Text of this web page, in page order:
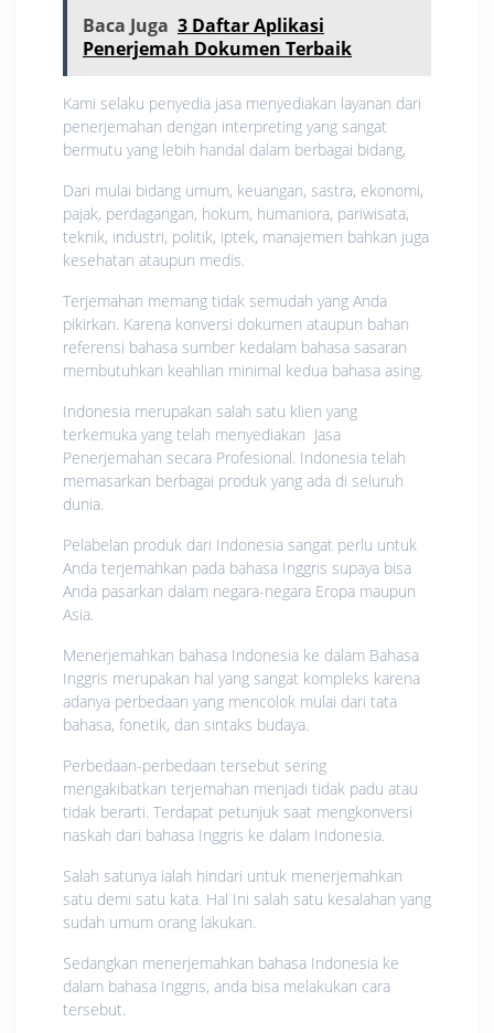
Baca Juga 3 Daftar Aplikasi
Penerjemah Dokumen Terbaik
Kami selaku penyedia jasa menyediakan layanan dari
penerjemahan dengan interpreting yang sangat
bermutu yang lebih handal dalam berbagai bidang,
Dari mulai bidang umum, keuangan, sastra, ekonomi,
pajak, perdagangan, hokum, humaniora, pariwisata,
teknik, industri, politik, iptek, manajemen bahkan juga
kesehatan ataupun medis.
Terjemahan memang tidak semudah yang Anda
pikirkan. Karena konversi dokumen ataupun bahan
referensi bahasa sumber kedalam bahasa sasaran
membutuhkan keahlian minimal kedua bahasa asing.
Indonesia merupakan salah satu klien yang
terkemuka yang telah menyediakan Jasa
Penerjemahan secara Profesional. Indonesia telah
memasarkan berbagai produk yang ada di seluruh
dunia.
Pelabelan produk dari Indonesia sangat perlu untuk
Anda terjemahkan pada bahasa Inggris supaya bisa
Anda pasarkan dalam negara-negara Eropa maupun
Asia.
Menerjemahkan bahasa Indonesia ke dalam Bahasa
Inggris merupakan hal yang sangat kompleks karena
adanya perbedaan yang mencolok mulai dari tata
bahasa, fonetik, dan sintaks budaya.
Perbedaan-perbedaan tersebut sering
mengakibatkan terjemahan menjadi tidak padu atau
tidak berarti. Terdapat petunjuk saat mengkonversi
naskah dari bahasa Inggris ke dalam Indonesia.
Salah satunya ialah hindari untuk menerjemahkan
satu demi satu kata. Hal Ini salah satu kesalahan yang
sudah umum orang lakukan.
Sedangkan menerjemahkan bahasa Indonesia ke
dalam bahasa Inggris, anda bisa melakukan cara
tersebut.